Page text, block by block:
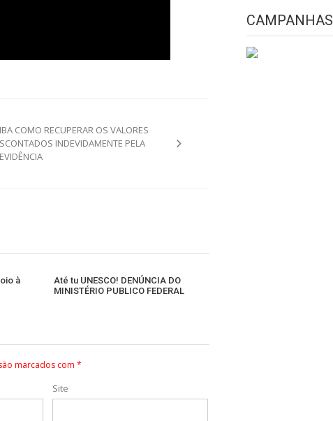
COMO RECUPERAR OS VALORES
INDEVIDAMENTE PELA
à
Até tu UNESCO! DENÚNCIA DO
MINISTÉRIO PUBLICO FEDERAL
marcados com *
Site
CAMPANHAS